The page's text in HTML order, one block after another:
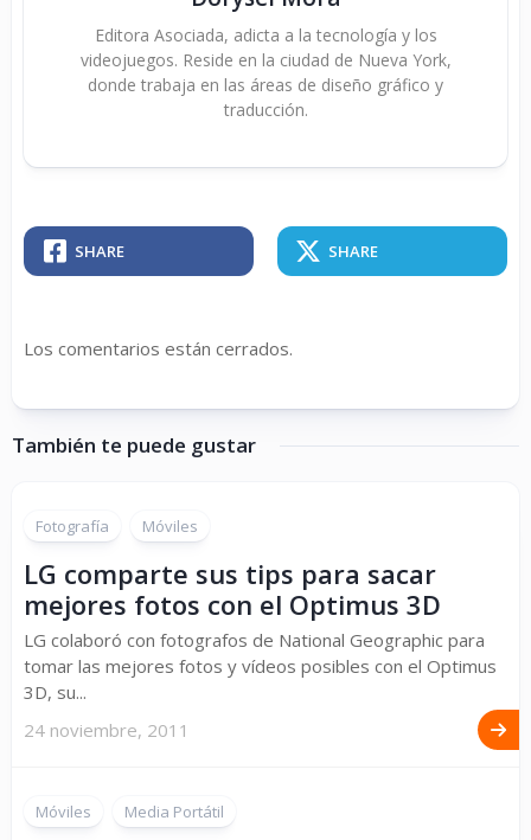
Editora Asociada, adicta a la tecnología y los
videojuegos. Reside en la ciudad de Nueva York,
donde trabaja en las áreas de diseño gráfico y
traducción.
SHARE SHARE
Los comentarios están cerrados.
También te puede gustar
Fotografía Móviles
LG comparte sus tips para sacar
mejores fotos con el Optimus 3D
LG colaboró con fotografos de National Geographic para
tomar las mejores fotos y vídeos posibles con el Optimus
3D, su...
24 noviembre, 2011
Móviles Media Portátil